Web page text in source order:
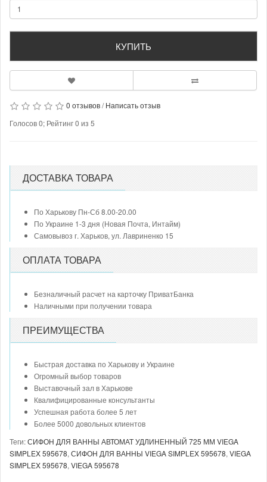
КУПИТЬ
0 отзывов/Написать отзыв
Голосов0; Рейтинг0 из 5
ДОСТАВКА ТОВАРА
По Харькову Пн-Сб 8.00-20.00
По Украине 1-3 дня (Новая Почта, Интайм)
Самовывоз г. Харьков, ул. Лавриненко 15
ОПЛАТА ТОВАРА
Безналичный расчет на карточку ПриватБанка
Наличными при получении товара
ПРЕИМУЩЕСТВА
Быстрая доставка по Харькову и Украине
Огромный выбор товаров
Выставочный зал в Харькове
Квалифицированные консультанты
Успешная работа более 5 лет
Более 5000 довольных клиентов
Теги:СИФОН ДЛЯ ВАННЫ АВТОМАТ УДЛИНЕННЫЙ 725 ММ VIEGA
SIMPLEX 595678, СИФОН ДЛЯ ВАННЫ VIEGA SIMPLEX 595678, VIEGA
SIMPLEX 595678, VIEGA 595678